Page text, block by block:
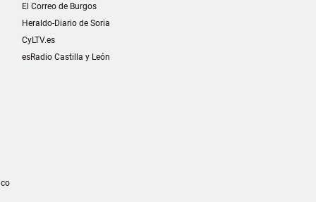
El Correo de Burgos
Heraldo-Diario de Soria
CyLTV.es
esRadio Castilla y León